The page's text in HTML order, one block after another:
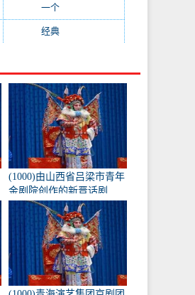
一个(1068)
经典(1009)
(1000)由山西省吕梁市青年
金剧院创作的新晋话剧
《兴化九翁》将于10月16
日在北京长安大剧院上